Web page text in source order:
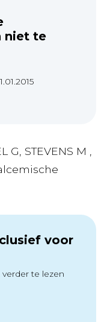
niet te
1.01.2015
G, STEVENS M ,
voor
te lezen